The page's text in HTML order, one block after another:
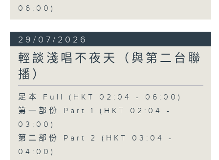
06:00)
29/07/2026
輕談淺唱不夜天（與第二台聯
播）
足本 Full (HKT 02:04 - 06:00)
第一部份 Part 1 (HKT 02:04 -
03:00)
第二部份 Part 2 (HKT 03:04 -
04:00)